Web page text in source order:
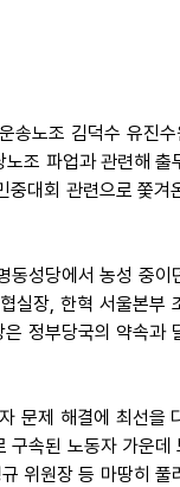
송노조 김덕수 유진수
조 파업과 관련해 출
대회 관련으로 쫓겨
성당에서 농성 중이
실장, 한혁 서울본부
정부당국의 약속과
문제 해결에 최선을
구속된 노동자 가운데
위원장 등 마땅히 풀